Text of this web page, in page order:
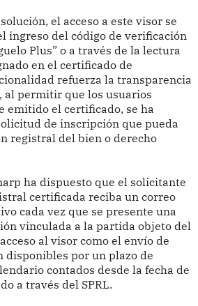
el acceso a este visor se
ingreso del código de verificación
Plus” o a través de la lectura
en el certificado de
refuerza la transparencia
al permitir que los usuarios
emitido el certificado, se ha
de inscripción que pueda
registral del bien o derecho
ha dispuesto que el solicitante
certificada reciba un correo
cada vez que se presente una
vinculada a la partida objeto del
al visor como el envío de
disponibles por un plazo de
contados desde la fecha de
a través del SPRL.